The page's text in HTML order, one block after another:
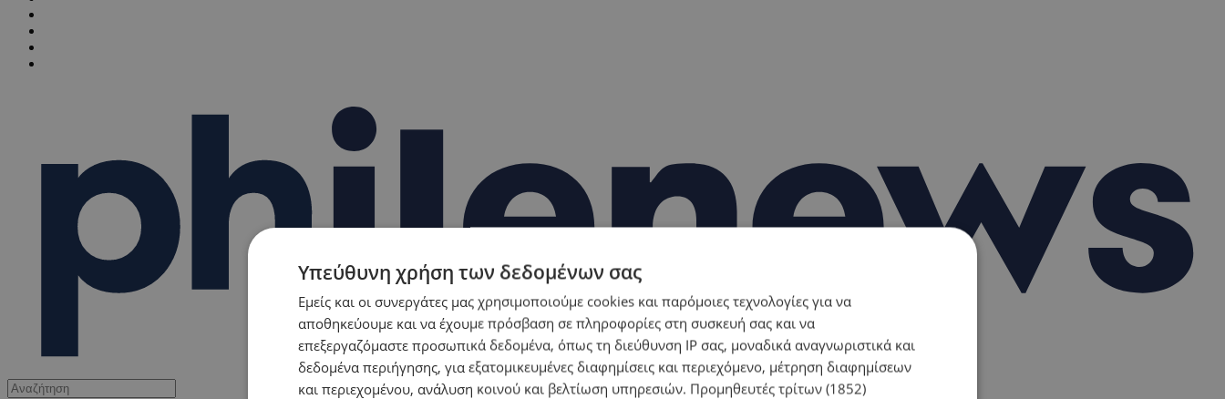
Υπεύθυνη χρήση των δεδομένων σας
Εμείς και οι συνεργάτες μας χρησιμοποιούμε cookies και παρόμοιες τεχνολογίες για να
αποθηκεύουμε και να έχουμε πρόσβαση σε πληροφορίες στη συσκευή σας και να
επεξεργαζόμαστε προσωπικά δεδομένα, όπως τη διεύθυνση IP σας, μοναδικά αναγνωριστικά και
δεδομένα περιήγησης, για εξατομικευμένες διαφημίσεις και περιεχόμενο, μέτρηση διαφημίσεων
και περιεχομένου, ανάλυση κοινού και βελτίωση υπηρεσιών. Προμηθευτές τρίτων (1852)